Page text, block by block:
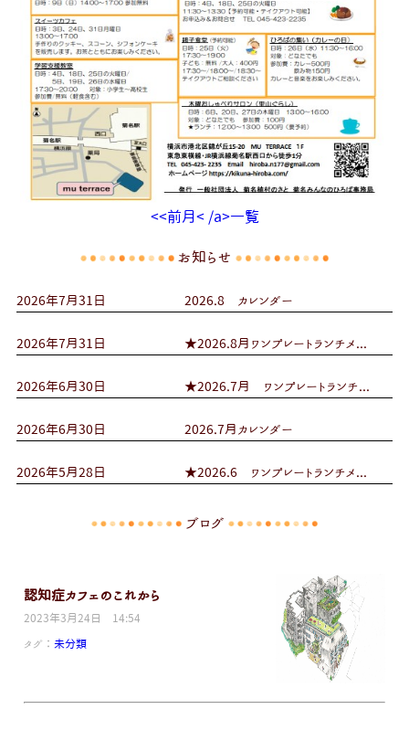
<<前月< /a>一覧
お知らせ
2026年7月31日 2026.8 カレンダー
2026年7月31日 ★2026.8月ワンプレートランチメ...
2026年6月30日 ★2026.7月 ワンプレートランチ...
2026年6月30日 2026.7月カレンダー
2026年5月28日 ★2026.6 ワンプレートランチメ...
ブログ
認知症カフェのこれから
2023年3月24日 14:54
タグ：未分類